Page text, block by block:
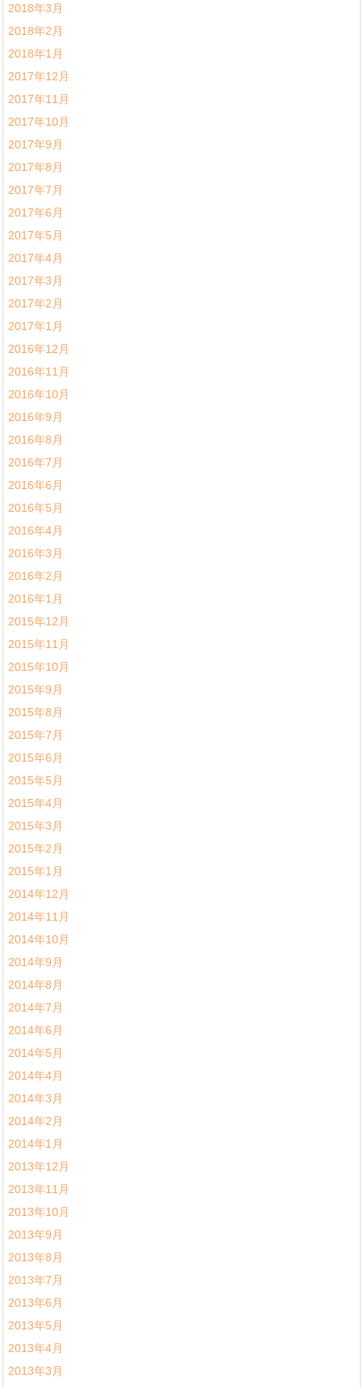
2018年3月
2018年2月
2018年1月
2017年12月
2017年11月
2017年10月
2017年9月
2017年8月
2017年7月
2017年6月
2017年5月
2017年4月
2017年3月
2017年2月
2017年1月
2016年12月
2016年11月
2016年10月
2016年9月
2016年8月
2016年7月
2016年6月
2016年5月
2016年4月
2016年3月
2016年2月
2016年1月
2015年12月
2015年11月
2015年10月
2015年9月
2015年8月
2015年7月
2015年6月
2015年5月
2015年4月
2015年3月
2015年2月
2015年1月
2014年12月
2014年11月
2014年10月
2014年9月
2014年8月
2014年7月
2014年6月
2014年5月
2014年4月
2014年3月
2014年2月
2014年1月
2013年12月
2013年11月
2013年10月
2013年9月
2013年8月
2013年7月
2013年6月
2013年5月
2013年4月
2013年3月